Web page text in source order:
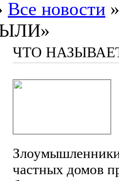
Все новости
ЧТО
частных домов